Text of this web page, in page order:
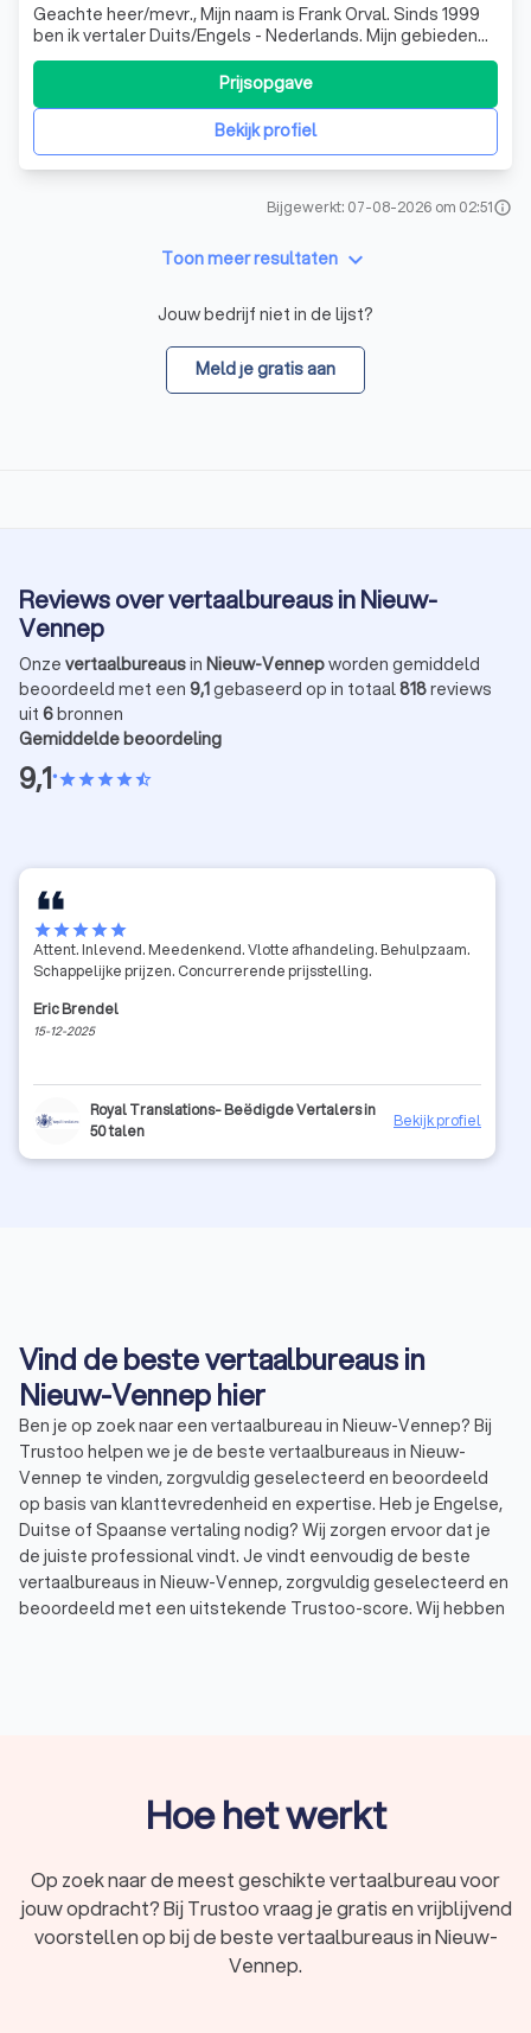
Geachte heer/mevr., Mijn naam is Frank Orval. Sinds 1999
ben ik vertaler Duits/Engels - Nederlands. Mijn gebieden
zijn Technisch, Algemeen, Marketing. Ook werk ik met de
Bekijk profiel
Prijsopgave
Bijgewerkt: 07-08-2026 om 02:51info
Toon meer resultaten keyboard_arrow_down
Jouw bedrijf niet in de lijst?
Meld je gratis aan
Reviews over vertaalbureaus in Nieuw-
Vennep
Onze vertaalbureausin Nieuw-Vennepworden gemiddeld
beoordeeld met een 9,1gebaseerd op in totaal818reviews
uit 6bronnen
Gemiddelde beoordeling
9,1•starstarstarstarstar_half
starstarstarstarstar
Attent. Inlevend. Meedenkend. Vlotte afhandeling. Behulpzaam.
Schappelijke prijzen. Concurrerende prijsstelling.
Eric Brendel
15-12-2025
Royal Translations- Beëdigde Vertalers in
50 talen
Bekijk profiel
Vind de beste vertaalbureaus in
Nieuw-Vennep hier
Ben je op zoek naar een vertaalbureau in Nieuw-Vennep? Bij
Trustoo helpen we je de beste vertaalbureaus in Nieuw-
Vennep te vinden, zorgvuldig geselecteerd en beoordeeld
op basis van klanttevredenheid en expertise. Heb je Engelse,
Duitse of Spaanse vertaling nodig? Wij zorgen ervoor dat je
de juiste professional vindt. Je vindt eenvoudig de beste
vertaalbureaus in Nieuw-Vennep, zorgvuldig geselecteerd en
beoordeeld met een uitstekende Trustoo-score. Wij hebben
Vennep voor jouw vertalingen
Ben je op zoek naar een professioneel vertaalbureau in
Nieuw-Vennep voor hoogwaardige vertalingen? Ben je op
zoek naar vertalingen voor juridische documenten, technische
Hoe het werkt
Op zoek naar de meest geschikte vertaalbureau voor
jouw opdracht? Bij Trustoo vraag je gratis en vrijblijvend
voorstellen op bij de beste vertaalbureaus in Nieuw-
Vennep.